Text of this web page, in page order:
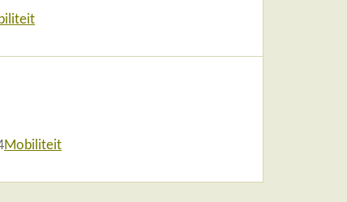
Mobiliteit